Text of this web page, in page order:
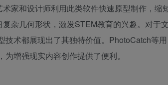
家和设计师利用此类软件快速原型制作，缩
杂几何形状，激发STEM教育的兴趣。对于文
术都展现出了其独特价值。PhotoCatch等用
增强现实内容创作提供了便利。